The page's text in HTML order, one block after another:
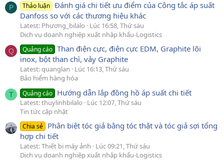
P Thảo luận Đánh giá chi tiết ưu điểm của Công tắc áp suất
Danfoss so với các thương hiệu khác
Latest: Phương_bilalo
Lúc 16:58, Thứ sáu
Dịch vụ doanh nghiệp xuất nhập khẩu-Logistics
Q Quảng cáo Than điện cực, điện cực EDM, Graphite lõi
inox, bột than chì, vảy Graphite
Latest: quanglan
Lúc 16:13, Thứ sáu
Bảo hiểm hàng hóa
T Quảng cáo Hướng dẫn lắp đồng hồ áp suất chi tiết
Latest: thuylinhbilalo
Lúc 12:07, Thứ sáu
Tin tức cập nhật
Chia sẻ Phân biệt tóc giả bằng tóc thật và tóc giả sợi tổng
hợp chi tiết
Latest: Thiết bị máy ảnh
Lúc 09:21, Thứ sáu
Dịch vụ doanh nghiệp xuất nhập khẩu-Logistics